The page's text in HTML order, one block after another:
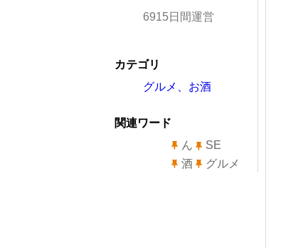
6915日間運営
カテゴリ
グルメ、お酒
関連ワード
ん
SE
酒
グルメ